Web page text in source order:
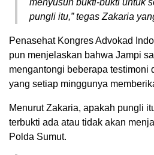
menyusun bukti-bukti untuk
pungli itu,” tegas Zakaria
Penasehat Kongres Advokad
pun menjelaskan bahwa Jampi
mengantongi beberapa testimoni
yang setiap minggunya
Menurut Zakaria, apakah pungli
terbukti ada atau tidak akan
Polda Sumut.